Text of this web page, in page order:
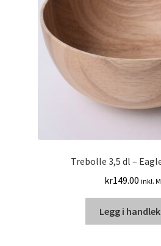
Trebolle 3,5 dl –
kr149.00 inkl.
Legg i